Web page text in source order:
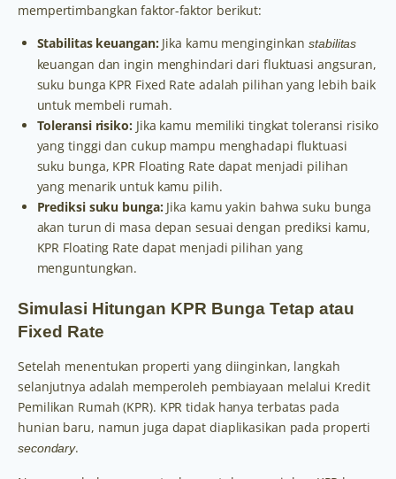
mempertimbangkan faktor-faktor berikut:
Stabilitas keuangan:Jika kamu menginginkanstabilitas
keuangan dan ingin menghindari dari fluktuasi angsuran,
suku bunga KPR Fixed Rate adalah pilihan yang lebih baik
untuk membeli rumah.
Toleransi risiko:Jika kamu memiliki tingkat toleransi risiko
yang tinggi dan cukup mampu menghadapi fluktuasi
suku bunga, KPR Floating Rate dapat menjadi pilihan
yang menarik untuk kamu pilih.
Prediksi suku bunga:Jika kamu yakin bahwa suku bunga
akan turun di masa depan sesuai dengan prediksi kamu,
KPR Floating Rate dapat menjadi pilihan yang
menguntungkan.
Simulasi Hitungan KPR Bunga Tetap atau
Fixed Rate
Setelah menentukan properti yang diinginkan, langkah
selanjutnya adalah memperoleh pembiayaan melalui Kredit
Pemilikan Rumah (KPR). KPR tidak hanya terbatas pada
hunian baru, namun juga dapat diaplikasikan pada properti
secondary.